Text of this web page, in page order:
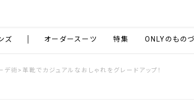
ド ONLY
ズ オーダースーツ 特集 ONLYのものづ
デ術 > 革靴でカジュアルなおしゃれをグレードアップ！